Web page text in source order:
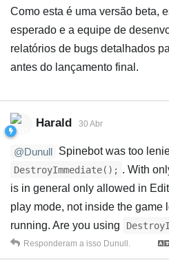
Como esta é uma versão beta,
esperado e a equipe de
relatórios de bugs detalhados
antes do lançamento final.
Harald 30 Abr
@Dunull Spinebot was too
DestroyImmediate(); . With
is in general only allowed in
play mode, not inside the game
running. Are you using
Responderam a isso Dunull.